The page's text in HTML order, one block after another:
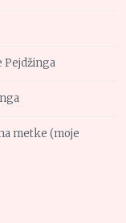
Pejdžinga
metke (moje